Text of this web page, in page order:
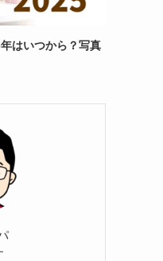
はいつから？写真